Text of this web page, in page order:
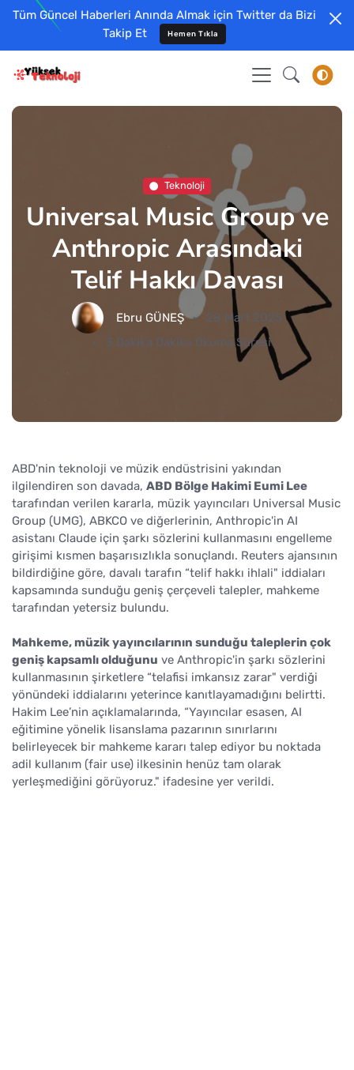
Tüm Güncel Haberleri Anında Almak için Twitter da Bizi
Takip Et
Hemen Tıkla
Teknoloji
Universal Music Group ve
Anthropic Arasındaki
Telif Hakkı Davası
Ebru GÜNEŞ
28 Mart 2025
3 Dakika Dakika Okuma Süresi
ABD'nin teknoloji ve müzik endüstrisini yakından
ilgilendiren son davada, ABD Bölge Hakimi Eumi Lee
tarafından verilen kararla, müzik yayıncıları Universal Music
Group (UMG), ABKCO ve diğerlerinin, Anthropic'in AI
asistanı Claude için şarkı sözlerini kullanmasını engelleme
girişimi kısmen başarısızlıkla sonuçlandı. Reuters ajansının
bildirdiğine göre, davalı tarafın “telif hakkı ihlali" iddiaları
kapsamında sunduğu geniş çerçeveli talepler, mahkeme
tarafından yetersiz bulundu.
Mahkeme, müzik yayıncılarının sunduğu taleplerin çok
geniş kapsamlı olduğunu ve Anthropic'in şarkı sözlerini
kullanmasının şirketlere “telafisi imkansız zarar" verdiği
yönündeki iddialarını yeterince kanıtlayamadığını belirtti.
Hakim Lee’nin açıklamalarında, “Yayıncılar esasen, AI
eğitimine yönelik lisanslama pazarının sınırlarını
belirleyecek bir mahkeme kararı talep ediyor bu noktada
adil kullanım (fair use) ilkesinin henüz tam olarak
yerleşmediğini görüyoruz." ifadesine yer verildi.